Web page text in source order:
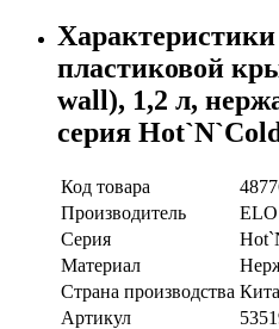
пластиковой
wall), 1,2 л,
серия
Код товара
Производитель
ELO
Серия
Материал
Страна производства
Артикул